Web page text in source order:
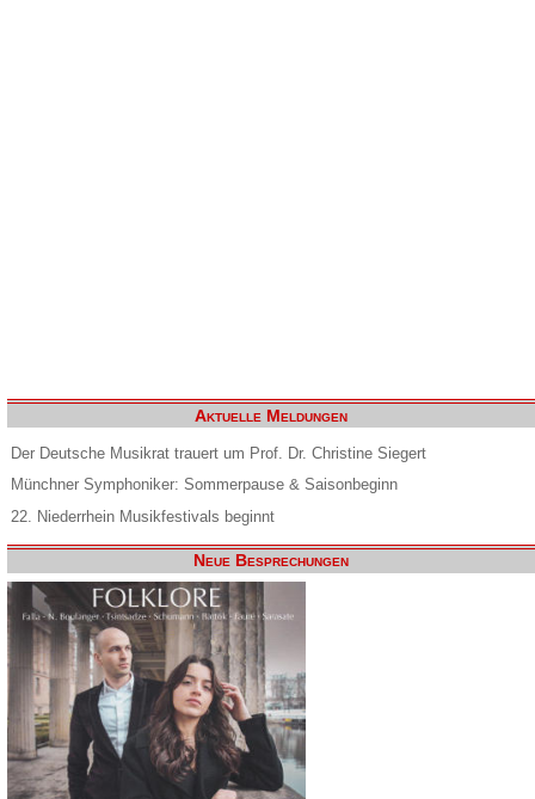
Aktuelle Meldungen
Der Deutsche Musikrat trauert um Prof. Dr. Christine Siegert
Münchner Symphoniker: Sommerpause & Saisonbeginn
22. Niederrhein Musikfestivals beginnt
Neue Besprechungen